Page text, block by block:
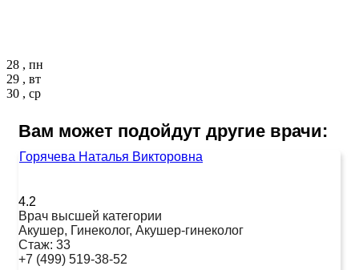
28 , пн
29 , вт
30 , ср
Вам может подойдут другие врачи:
Горячева Наталья Викторовна
4.2
Врач высшей категории
Акушер, Гинеколог, Акушер-гинеколог
Стаж: 33
+7 (499) 519-38-52